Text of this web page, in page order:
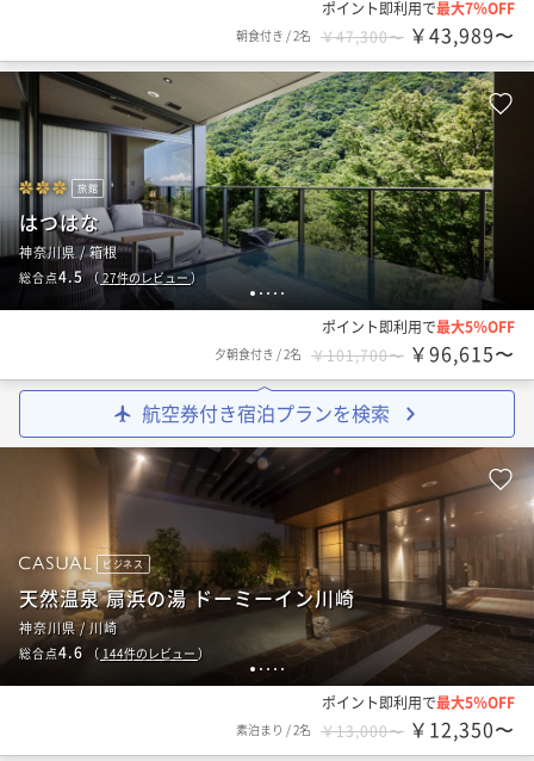
ポイント即利用で最大7％OFF
朝食付き /2名 ￥47,300〜 ￥43,989〜
1 2 3 4 5
旅館
はつはな
神奈川県 / 箱根
総合点4.5（ 27件のレビュー）
ポイント即利用で最大5％OFF
夕朝食付き /2名 ￥101,700〜 ￥96,615〜
航空券付き宿泊プランを検索
1 2 3 4 5
ビジネス
天然温泉 扇浜の湯 ドーミーイン川崎
神奈川県 / 川崎
総合点4.6 （ 144件のレビュー ）
ポイント即利用で最大5％OFF
素泊まり /2名 ￥13,000〜 ￥12,350〜